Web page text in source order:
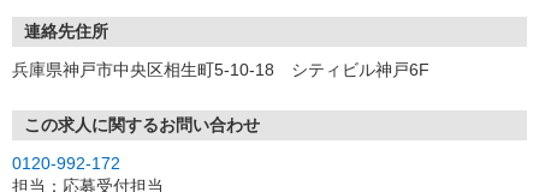
連絡先住所
兵庫県神戸市中央区相生町5-10-18 シティビル神戸6F
この求人に関するお問い合わせ
0120-992-172
担当：応募受付担当